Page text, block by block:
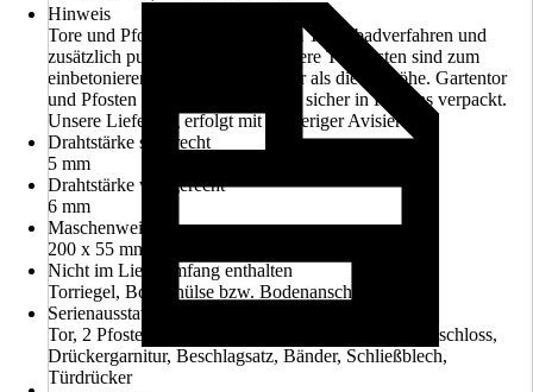
Hinweis
Tore und Pfosten feuerverzinkt im Tauchbadverfahren und
zusätzlich pulverbeschichtet! Unsere Torpfosten sind zum
einbetonieren und ca. 60cm länger als die Torhöhe. Gartentor
und Pfosten werden komplett und sicher in Kartons verpackt.
Unsere Lieferung erfolgt mit vorheriger Avisierung.
Drahtstärke senkrecht
5 mm
Drahtstärke waagerecht
6 mm
Maschenweite
200 x 55 mm
Nicht im Lieferumfang enthalten
Torriegel, Bodenhülse bzw. Bodenanschlag
Serienausstattung
Tor, 2 Pfosten, Pfostenkappen, Türdrücker, Einsteckschloss,
Drückergarnitur, Beschlagsatz, Bänder, Schließblech,
Türdrücker